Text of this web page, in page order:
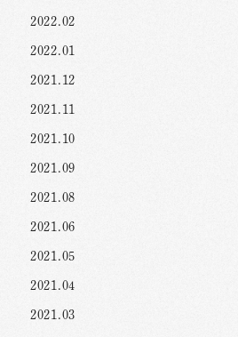
2022.02
2022.01
2021.12
2021.11
2021.10
2021.09
2021.08
2021.06
2021.05
2021.04
2021.03